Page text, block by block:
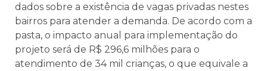
dados sobre a existência de vagas privadas nestes
bairros para atender a demanda. De acordo com a
pasta, o impacto anual para implementação do
projeto será de R$ 296,6 milhões para o
atendimento de 34 mil crianças, o que equivale a